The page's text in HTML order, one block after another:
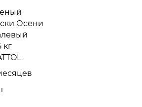
Осени
кг